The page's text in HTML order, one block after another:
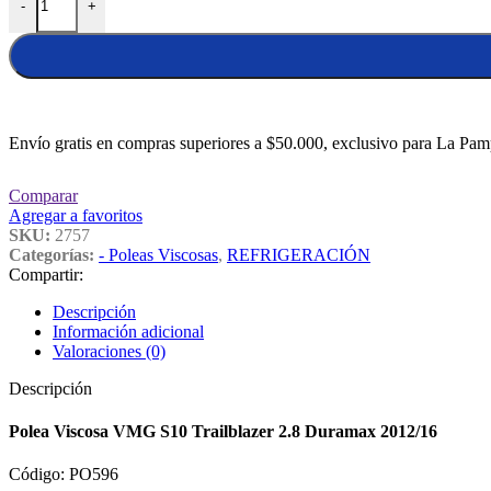
- +
Envío gratis en compras superiores a $50.000, exclusivo para La
Comparar
Agregar a favoritos
SKU: 2757
Categorías: - Poleas Viscosas, REFRIGERACIÓN
Compartir:
Descripción
Información adicional
Valoraciones (0)
Descripción
Polea Viscosa VMG S10 Trailblazer 2.8 Duramax 2012/16
Código: PO596